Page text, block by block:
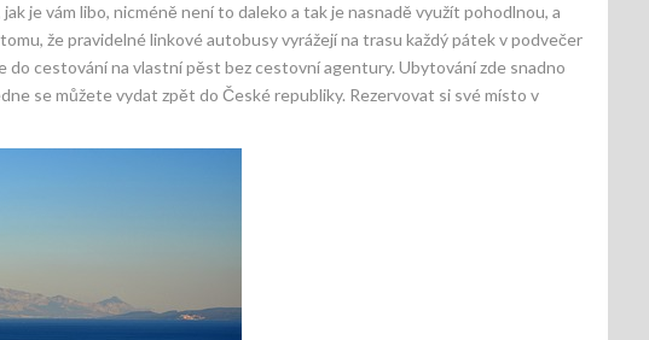
je vám libo, nicméně není to daleko a tak je nasnadě využít pohodlnou, a
že pravidelné linkové autobusy vyrážejí na trasu každý pátek v podvečer
cestování na vlastní pěst bez cestovní agentury. Ubytování zde snadno
se můžete vydat zpět do České republiky. Rezervovat si své místo v